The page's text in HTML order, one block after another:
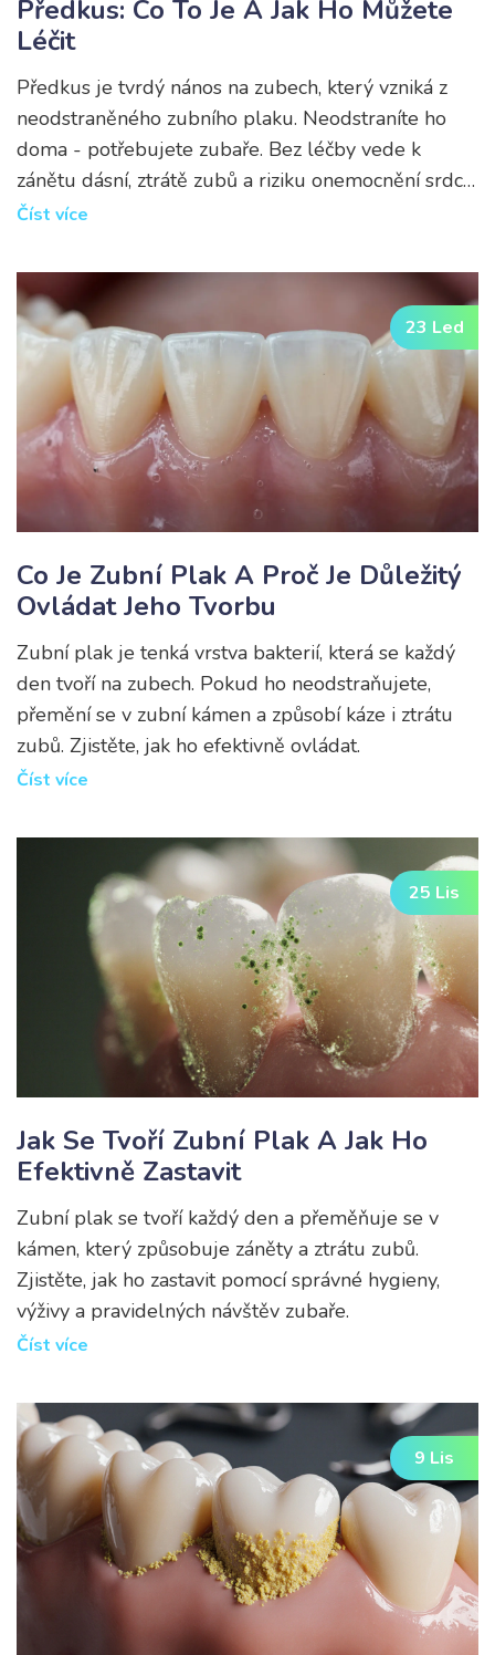
Předkus: Co To Je A Jak Ho Můžete
Léčit
Předkus je tvrdý nános na zubech, který vzniká z
neodstraněného zubního plaku. Neodstraníte ho
doma - potřebujete zubaře. Bez léčby vede k
zánětu dásní, ztrátě zubů a riziku onemocnění srdce.
Pravidelná hygiena a prohlídky každých 6 měsíců
Číst více
23 Led
Co Je Zubní Plak A Proč Je Důležitý
Ovládat Jeho Tvorbu
Zubní plak je tenká vrstva bakterií, která se každý
den tvoří na zubech. Pokud ho neodstraňujete,
přemění se v zubní kámen a způsobí káze i ztrátu
zubů. Zjistěte, jak ho efektivně ovládat.
Číst více
25 Lis
Jak Se Tvoří Zubní Plak A Jak Ho
Efektivně Zastavit
Zubní plak se tvoří každý den a přeměňuje se v
kámen, který způsobuje záněty a ztrátu zubů.
Zjistěte, jak ho zastavit pomocí správné hygieny,
výživy a pravidelných návštěv zubaře.
Číst více
9 Lis